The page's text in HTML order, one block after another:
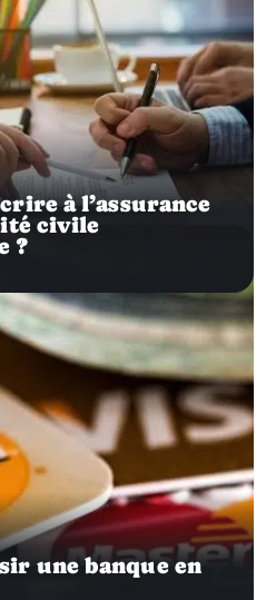
à l’assurance
civile
?
une banque en